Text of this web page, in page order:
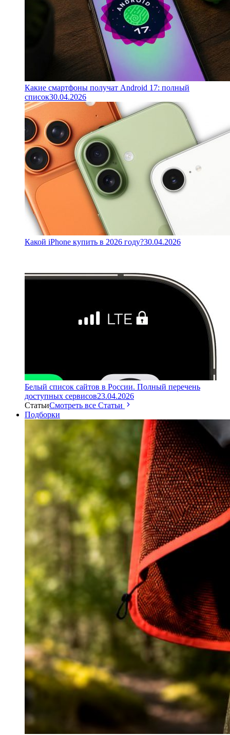
Какие смартфоны получат Android 17: полный
список30.04.2026
Какой iPhone купить в 2026 году?30.04.2026
Белый список сайтов в России. Полный перечень
доступных сервисов23.04.2026
СтатьиСмотреть все Статьи
Подборки